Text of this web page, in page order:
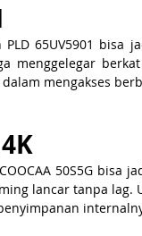
65UV5901 bisa
menggelegar
mengakses
50S5G bisa
lancar tanpa lag.